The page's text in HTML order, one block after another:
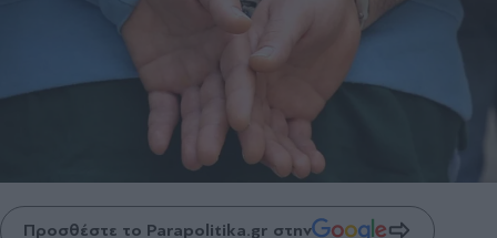
Προσθέστε το Parapolitika.gr στην